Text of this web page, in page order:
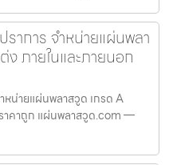
าการ จำหน่ายแผ่นพลา
ภายในและภายนอก
หน่ายแผ่นพลาสวูด เกรด A
าคาถูก แผ่นพลาสวูด.com —